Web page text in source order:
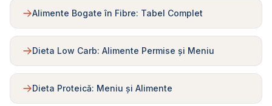
Alimente Bogate în Fibre: Tabel Complet
Dieta Low Carb: Alimente Permise și Meniu
Dieta Proteică: Meniu și Alimente